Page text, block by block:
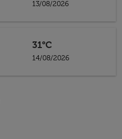
13/08/2026
31°C
14/08/2026